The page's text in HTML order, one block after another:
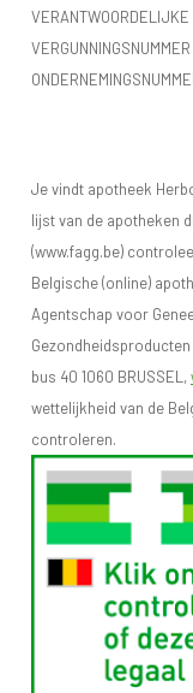
Je vindt apotheek
lijst van de apotheken
(www.fagg.be)
Belgische (online)
Agentschap voor
bus 40 1060 BRUSSEL,
wettelijkheid van de
controleren.